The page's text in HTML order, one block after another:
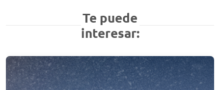
Te puede
interesar: